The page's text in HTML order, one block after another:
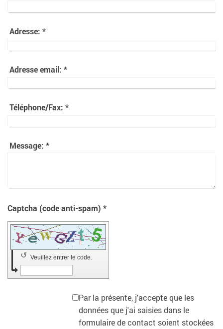
Adresse: *
Adresse email: *
Téléphone/Fax: *
Message: *
Captcha (code anti-spam) *
Veuillez entrer le code.
↺
Par la présente, j'accepte que les
données que j'ai saisies dans le
formulaire de contact soient stockées